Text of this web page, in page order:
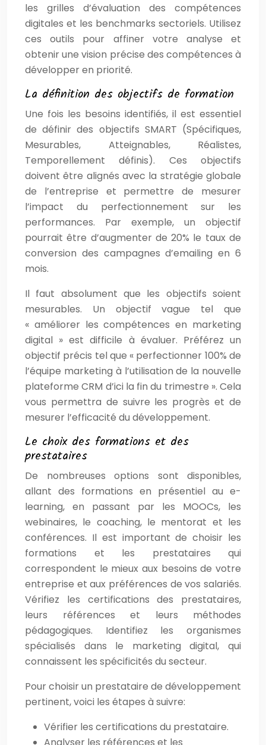
les grilles d’évaluation des compétences
digitales et les benchmarks sectoriels. Utilisez
ces outils pour affiner votre analyse et
obtenir une vision précise des compétences à
développer en priorité.
La définition des objectifs de formation
Une fois les besoins identifiés, il est essentiel
de définir des objectifs SMART (Spécifiques,
Mesurables, Atteignables, Réalistes,
Temporellement définis). Ces objectifs
doivent être alignés avec la stratégie globale
de l’entreprise et permettre de mesurer
l’impact du perfectionnement sur les
performances. Par exemple, un objectif
pourrait être d’augmenter de 20% le taux de
conversion des campagnes d’emailing en 6
mois.
Il faut absolument que les objectifs soient
mesurables. Un objectif vague tel que
« améliorer les compétences en marketing
digital » est difficile à évaluer. Préférez un
objectif précis tel que « perfectionner 100% de
l’équipe marketing à l’utilisation de la nouvelle
plateforme CRM d’ici la fin du trimestre ». Cela
vous permettra de suivre les progrès et de
mesurer l’efficacité du développement.
Le choix des formations et des
prestataires
De nombreuses options sont disponibles,
allant des formations en présentiel au e-
learning, en passant par les MOOCs, les
webinaires, le coaching, le mentorat et les
conférences. Il est important de choisir les
formations et les prestataires qui
correspondent le mieux aux besoins de votre
entreprise et aux préférences de vos salariés.
Vérifiez les certifications des prestataires,
leurs références et leurs méthodes
pédagogiques. Identifiez les organismes
spécialisés dans le marketing digital, qui
connaissent les spécificités du secteur.
Pour choisir un prestataire de développement
pertinent, voici les étapes à suivre:
Vérifier les certifications du prestataire.
Analyser les références et les